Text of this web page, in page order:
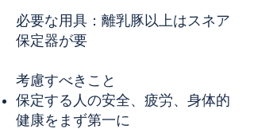
必要な用具：離乳豚以上はスネア
保定器が要
考慮すべきこと
保定する人の安全、疲労、身体的
健康をまず第一に